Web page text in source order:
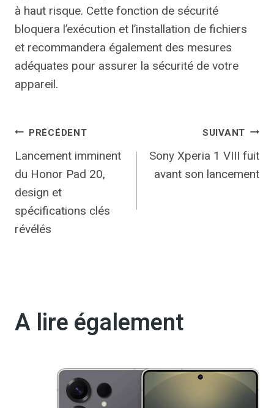
à haut risque. Cette fonction de sécurité
bloquera l’exécution et l’installation de fichiers
et recommandera également des mesures
adéquates pour assurer la sécurité de votre
appareil.
Navigation
de
l’article
PRÉCÉDENT
Lancement imminent
du Honor Pad 20,
design et
spécifications clés
révélés
SUIVANT
Sony Xperia 1 VIII fuit
avant son lancement
A lire également